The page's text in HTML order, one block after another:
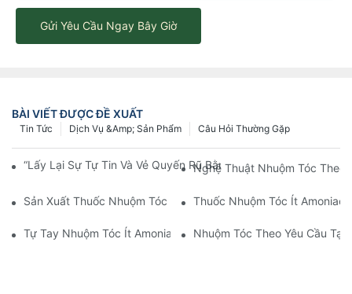
Gửi Yêu Cầu Ngay Bây Giờ
BÀI VIẾT ĐƯỢC ĐỀ XUẤT
Câu Hỏi Thường Gặp
Dịch Vụ &amp; Sản Phẩm
Tin Tức
“Lấy Lại Sự Tự Tin Và Vẻ Quyến Rũ Bằng Cách Thay Đổi Kiểu
Nghệ Thuật Nhuộm Tóc Theo
Sản Xuất Thuốc Nhuộm Tóc Hàm Lượng Amoniac Thấp Theo
Thuốc Nhuộm Tóc Ít Amoniac
Tự Tay Nhuộm Tóc Ít Amoniac Tại YOGI: Trải Nghiệm Nhuộm
Nhuộm Tóc Theo Yêu Cầu Tại